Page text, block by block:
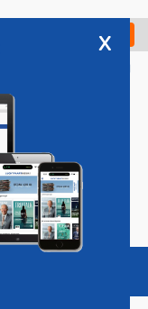
Check in
Vacatures
x